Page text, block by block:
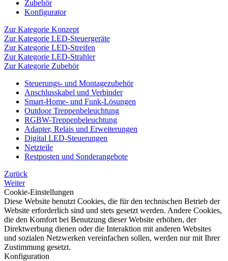
Zubehör
Konfigurator
Zur Kategorie Konzept
Zur Kategorie LED-Steuergeräte
Zur Kategorie LED-Streifen
Zur Kategorie LED-Strahler
Zur Kategorie Zubehör
Steuerungs- und Montagezubehör
Anschlusskabel und Verbinder
Smart-Home- und Funk-Lösungen
Outdoor Treppenbeleuchtung
RGBW-Treppenbeleuchtung
Adapter, Relais und Erweiterungen
Digital LED-Steuerungen
Netzteile
Restposten und Sonderangebote
Zurück
Weiter
Cookie-Einstellungen
Diese Website benutzt Cookies, die für den technischen Betrieb der
Website erforderlich sind und stets gesetzt werden. Andere Cookies,
die den Komfort bei Benutzung dieser Website erhöhen, der
Direktwerbung dienen oder die Interaktion mit anderen Websites
und sozialen Netzwerken vereinfachen sollen, werden nur mit Ihrer
Zustimmung gesetzt.
Konfiguration